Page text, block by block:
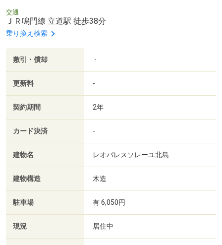
交通
ＪＲ鳴門線 立道駅 徒歩38分
乗り換え検索
敷引・償却 -
更新料 -
契約期間 2年
カード決済 -
建物名 レオパレスソレーユ北島
建物構造 木造
駐車場 有 6,050円
現況 居住中